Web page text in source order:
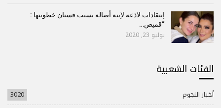
إنتقادات لاذعة لإبنة أصالة بسبب فستان خطوبتها :
“قميص…
يوليو 23, 2020
الفئات الشعبية
أخبار النجوم
3020